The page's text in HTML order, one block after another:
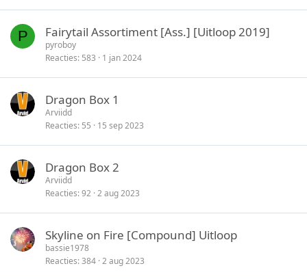
P Fairytail Assortiment [Ass.] [Uitloop 2019]
pyroboy
Reacties 583 1 jan 2024
Dragon Box 1
Arviidd
Reacties 55 15 sep 2023
Dragon Box 2
Arviidd
Reacties 92 2 aug 2023
Skyline on Fire [Compound] Uitloop
bassie1978
Reacties 384 2 aug 2023